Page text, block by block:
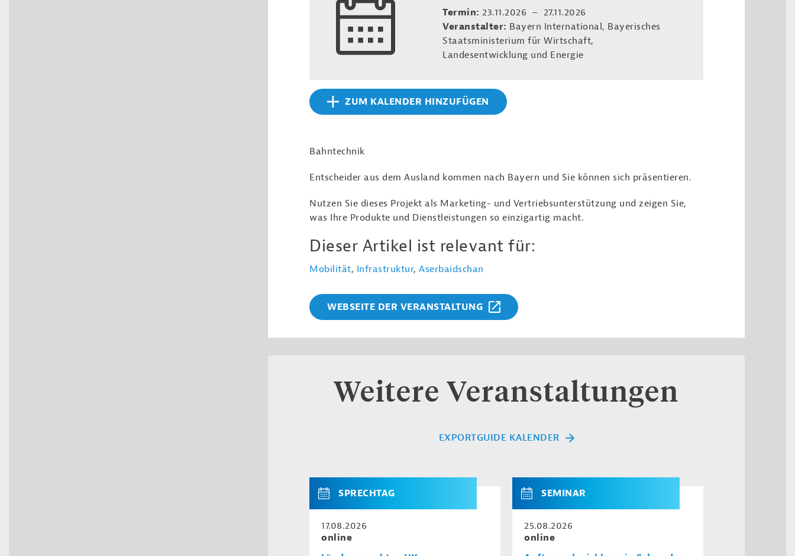
Termin: 23.11.2026 – 27.11.2026
Veranstalter: Bayern International, Bayerisches
Staatsministerium für Wirtschaft,
Landesentwicklung und Energie
ZUM KALENDER HINZUFÜGEN
Bahntechnik
Entscheider aus dem Ausland kommen nach Bayern und Sie können sich präsentieren.
Nutzen Sie dieses Projekt als Marketing- und Vertriebsunterstützung und zeigen Sie,
was Ihre Produkte und Dienstleistungen so einzigartig macht.
Dieser Artikel ist relevant für:
Mobilität, Infrastruktur, Aserbaidschan
WEBSEITE DER VERANSTALTUNG
Weitere Veranstaltungen
EXPORTGUIDE KALENDER
SPRECHTAG
17.08.2026
online
SEMINAR
25.08.2026
online